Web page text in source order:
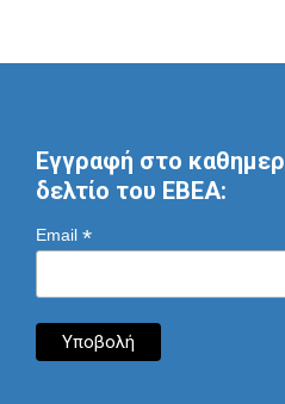
Εγγραφή στο
δελτίο του ΕΒΕΑ:
Email *